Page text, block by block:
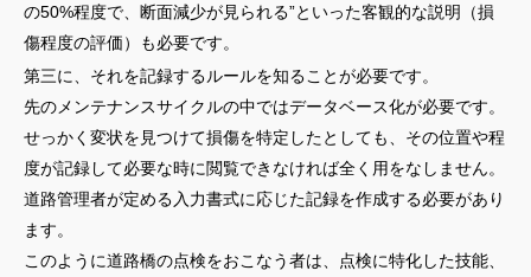
の50%程度で、断面減少が見られる”といった客観的な説明（損
傷程度の評価）も必要です。
第三に、それを記録するルールを知ることが必要です。
先のメンテナンスサイクルの中ではデータベース化が必要です。
せっかく変状を見つけて損傷を特定したとしても、その位置や程
度が記録して必要な時に閲覧できなければ全く用をなしません。
道路管理者が定める入力書式に応じた記録を作成する必要があり
ます。
このように道路橋の点検をおこなう者は、点検に特化した技能、